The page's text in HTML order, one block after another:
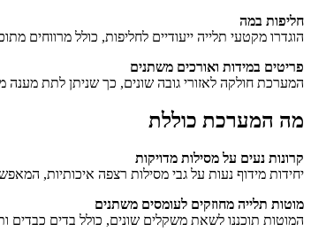
חליפות במה
הוגדרו מקטעי תלייה ייעודיים לחליפות, כולל מרווחים
פריטים במידות ואורכים משתנים
המערכת חולקה לאזורי גובה שונים, כך שניתן לתת מענה
מה המערכת כוללת
קרונות נעים על מסילות מדויקות
יחידות מידוף נעות על גבי מסילות רצפה איכותיות,
מוטות תלייה מחוזקים לעומסים משתנים
המוטות תוכננו לשאת משקלים שונים, כולל בדים כבדים